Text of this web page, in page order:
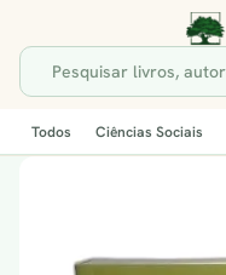
Todos Ciências Sociais